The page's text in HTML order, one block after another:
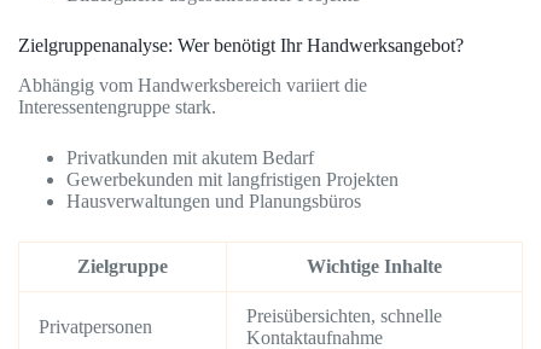
Zielgruppenanalyse: Wer benötigt Ihr Handwerksangebot?
Abhängig vom Handwerksbereich variiert die
Interessentengruppe stark.
Privatkunden mit akutem Bedarf
Gewerbekunden mit langfristigen Projekten
Hausverwaltungen und Planungsbüros
Zielgruppe Wichtige Inhalte
Privatpersonen
Preisübersichten, schnelle
Kontaktaufnahme